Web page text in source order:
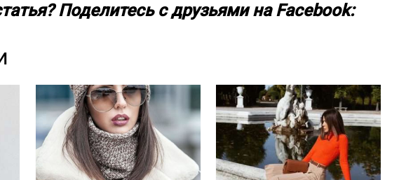
Поделитесь с друзьями на Facebook: